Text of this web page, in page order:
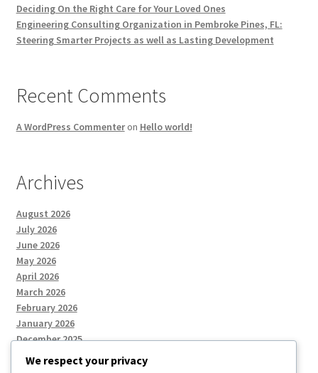
Deciding On the Right Care for Your Loved Ones
Engineering Consulting Organization in Pembroke Pines, FL:
Steering Smarter Projects as well as Lasting Development
Recent Comments
A WordPress Commenteron Hello world!
Archives
August 2026
July 2026
June 2026
May 2026
April 2026
March 2026
February 2026
January 2026
December 2025
We respect your privacy